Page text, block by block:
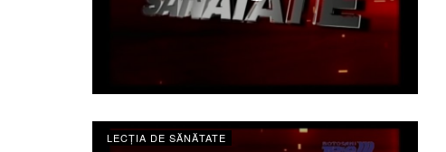
LECȚIA DE SĂNĂTATE